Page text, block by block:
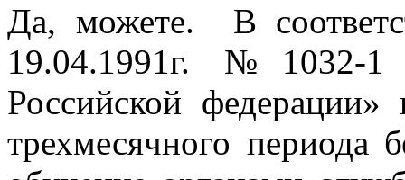
Да, можете. В
19.04.1991г. №1032-1
Российской федерации»
трехмесячного периода